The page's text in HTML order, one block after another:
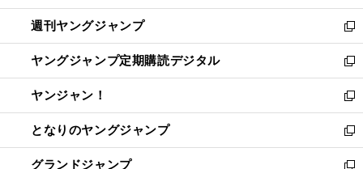
開
く
ウ
で
開
く
ン
ド
ウ
で
開
く
ウ
ィ
ン
ド
ウ
で
開
く
週刊ヤングジャンプ
新
し
い
ウ
ィ
ン
ド
ウ
で
ヤングジャンプ定期購読デジタル
新
し
い
ウ
ィ
ン
ド
ヤンジャン！
新
し
い
ウ
となりのヤングジャンプ
新
し
グランドジャンプ